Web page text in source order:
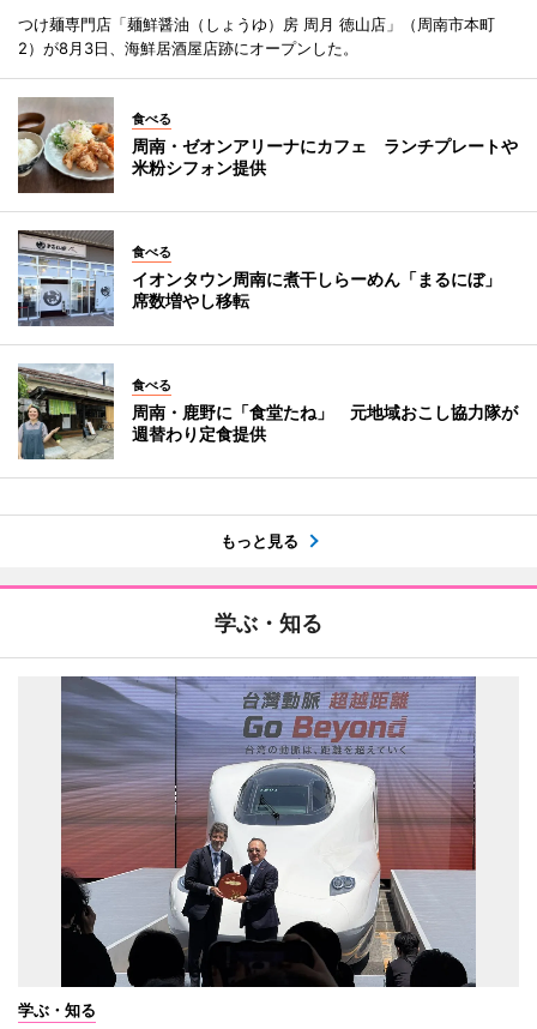
つけ麺専門店「麺鮮醤油（しょうゆ）房 周月 徳山店」（周南市本町
2）が8月3日、海鮮居酒屋店跡にオープンした。
食べる
周南・ゼオンアリーナにカフェ ランチプレートや
米粉シフォン提供
食べる
イオンタウン周南に煮干しらーめん「まるにぼ」
席数増やし移転
食べる
周南・鹿野に「食堂たね」 元地域おこし協力隊が
週替わり定食提供
もっと見る
学ぶ・知る
学ぶ・知る